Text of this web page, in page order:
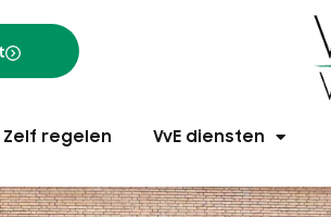
Zelf regelen VvE diensten